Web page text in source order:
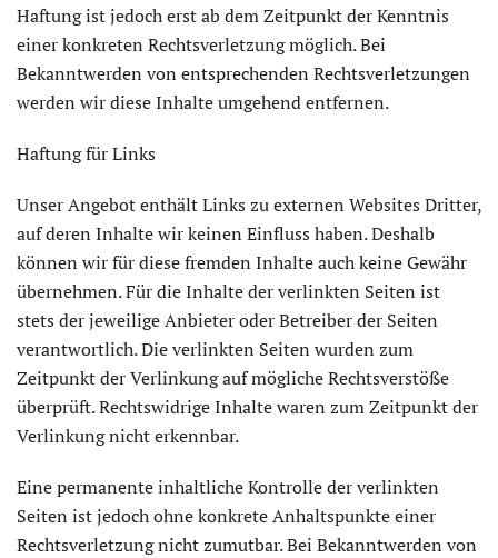
Haftung ist jedoch erst ab dem Zeitpunkt der Kenntnis
einer konkreten Rechtsverletzung möglich. Bei
Bekanntwerden von entsprechenden Rechtsverletzungen
werden wir diese Inhalte umgehend entfernen.
Haftung für Links
Unser Angebot enthält Links zu externen Websites Dritter,
auf deren Inhalte wir keinen Einfluss haben. Deshalb
können wir für diese fremden Inhalte auch keine Gewähr
übernehmen. Für die Inhalte der verlinkten Seiten ist
stets der jeweilige Anbieter oder Betreiber der Seiten
verantwortlich. Die verlinkten Seiten wurden zum
Zeitpunkt der Verlinkung auf mögliche Rechtsverstöße
überprüft. Rechtswidrige Inhalte waren zum Zeitpunkt der
Verlinkung nicht erkennbar.
Eine permanente inhaltliche Kontrolle der verlinkten
Seiten ist jedoch ohne konkrete Anhaltspunkte einer
Rechtsverletzung nicht zumutbar. Bei Bekanntwerden von